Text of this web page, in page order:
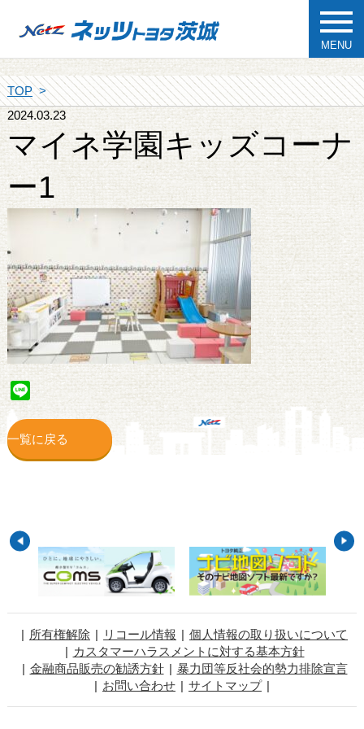
MENU
TOP
2024.03.23
マイネ学園キッズコーナ
ー1
Line
一覧に戻る
所有権解除 リコール情報
個人情報の取り扱いについて
カスタマーハラスメントに対する基本方針
金融商品販売の勧誘方針
暴力団等反社会的勢力排除宣言
お問い合わせ
サイトマップ